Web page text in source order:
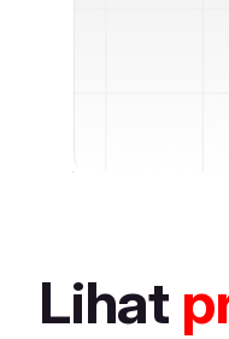
Lihat